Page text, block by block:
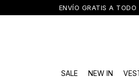
ENVÍO GRATIS A TODO
SALE NEW IN